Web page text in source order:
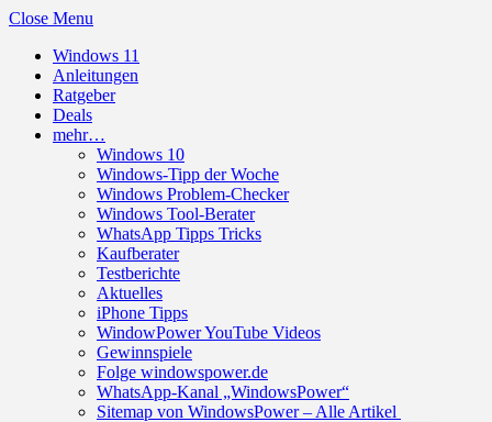
Close Menu
Windows 11
Anleitungen
Ratgeber
Deals
mehr…
Windows 10
Windows-Tipp der Woche
Windows Problem-Checker
Windows Tool-Berater
WhatsApp Tipps Tricks
Kaufberater
Testberichte
Aktuelles
iPhone Tipps
WindowPower YouTube Videos
Gewinnspiele
Folge windowspower.de
WhatsApp-Kanal „WindowsPower“
Sitemap von WindowsPower – Alle Artikel